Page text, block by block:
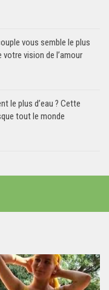
vous semble le plus
vision de l’amour
le plus d’eau ? Cette
tout le monde